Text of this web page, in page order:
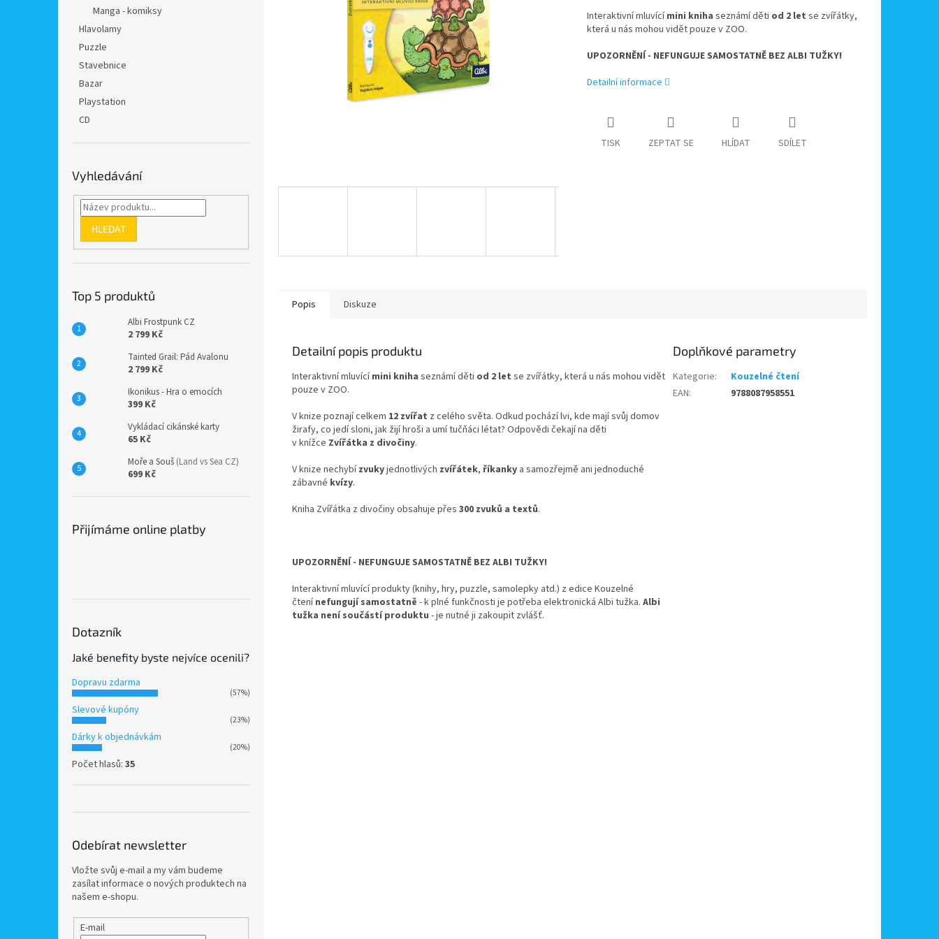
Manga - komiksy
Hlavolamy
Puzzle
Stavebnice
Bazar
Playstation
CD
Vyhledávání
HLEDAT
Top 5 produktů
Albi Frostpunk CZ
2 799 Kč
Tainted Grail: Pád Avalonu
2 799 Kč
Ikonikus - Hra o emocích
399 Kč
Vykládací cikánské karty
65 Kč
Moře a Souš (Land vs Sea CZ)
699 Kč
Přijímáme online platby
Dotazník
Jaké benefity byste nejvíce ocenili?
Dopravu zdarma
(57%)
Slevové kupóny
(23%)
Dárky k objednávkám
(20%)
Počet hlasů: 35
Odebírat newsletter
Vložte svůj e-mail a my vám budeme
zasílat informace o nových produktech na
našem e-shopu.
E-mail
Interaktivní mluvící mini kniha seznámí děti od 2 let se zvířátky,
která u nás mohou vidět pouze v ZOO.
UPOZORNĚNÍ - NEFUNGUJE SAMOSTATNĚ BEZ ALBI TUŽKY!
Detailní informace
TISK ZEPTAT SE HLÍDAT SDÍLET
Popis Diskuze
Detailní popis produktu
Interaktivní mluvící mini kniha seznámí děti od 2 let se zvířátky, která u nás mohou vidět
pouze v ZOO.
V knize poznají celkem 12 zvířat z celého světa. Odkud pochází lvi, kde mají svůj domov
žirafy, co jedí sloni, jak žijí hroši a umí tučňáci létat? Odpovědi čekají na děti
v knížce Zvířátka z divočiny.
V knize nechybí zvukyjednotlivých zvířátek, říkanky a samozřejmě ani jednoduché
zábavné kvízy.
Kniha Zvířátka z divočiny obsahuje přes 300 zvuků a textů.
UPOZORNĚNÍ - NEFUNGUJE SAMOSTATNĚ BEZ ALBI TUŽKY!
Interaktivní mluvící produkty (knihy, hry, puzzle, samolepky atd.) z edice Kouzelné
čtenínefungují samostatně - k plné funkčnosti je potřeba elektronická Albi tužka. Albi
tužka není součástí produktu - je nutné ji zakoupit zvlášť.
Doplňkové parametry
Kategorie:
Kouzelné čtení
EAN: 9788087958551